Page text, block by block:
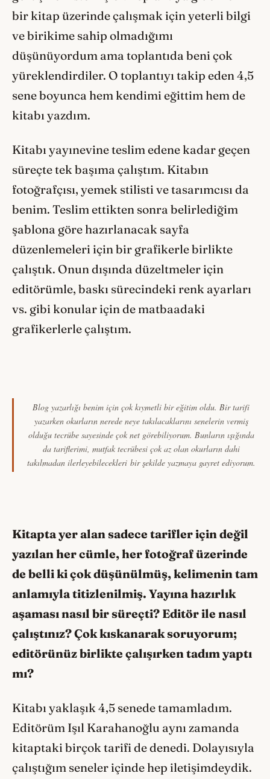
bir kitap üzerinde çalışmak için yeterli bilgi
ve birikime sahip olmadığımı
düşünüyordum ama toplantıda beni çok
yüreklendirdiler. O toplantıyı takip eden 4,5
sene boyunca hem kendimi eğittim hem de
kitabı yazdım.
Kitabı yayınevine teslim edene kadar geçen
süreçte tek başıma çalıştım. Kitabın
fotoğrafçısı, yemek stilisti ve tasarımcısı da
benim. Teslim ettikten sonra belirlediğim
şablona göre hazırlanacak sayfa
düzenlemeleri için bir grafikerle birlikte
çalıştık. Onun dışında düzeltmeler için
editörümle, baskı sürecindeki renk ayarları
vs. gibi konular için de matbaadaki
grafikerlerle çalıştım.
Blog yazarlığı benim için çok kıymetli bir eğitim oldu. Bir tarifi
yazarken okurların nerede neye takılacaklarını senelerin vermiş
olduğu tecrübe sayesinde çok net görebiliyorum. Bunların ışığında
da tariflerimi, mutfak tecrübesi çok az olan okurların dahi
takılmadan ilerleyebilecekleri bir şekilde yazmaya gayret ediyorum.
Kitapta yer alan sadece tarifler için değil
yazılan her cümle, her fotoğraf üzerinde
de belli ki çok düşünülmüş, kelimenin tam
anlamıyla titizlenilmiş. Yayına hazırlık
aşaması nasıl bir süreçti? Editör ile nasıl
çalıştınız? Çok kıskanarak soruyorum;
editörünüz birlikte çalışırkentadım yaptı
mı?
Kitabı yaklaşık 4,5 senede tamamladım.
Editörüm Işıl Karahanoğlu aynı zamanda
kitaptaki birçok tarifi de denedi. Dolayısıyla
çalıştığım seneler içinde hep iletişimdeydik.